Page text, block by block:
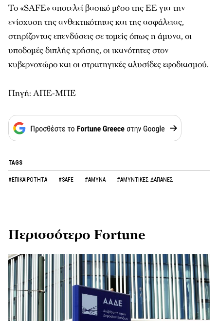
Το «SAFE» αποτελεί βασικό μέσο της ΕΕ για την
ενίσχυση της ανθεκτικότητας και της ασφάλειας,
στηρίζοντας επενδύσεις σε τομείς όπως η άμυνα, οι
υποδομές διπλής χρήσης, οι ικανότητες στον
κυβερνοχώρο και οι στρατηγικές αλυσίδες εφοδιασμού.
Πηγή: ΑΠΕ-ΜΠΕ
TAGS
#ΕΠΙΚΑΙΡΟΤΗΤΑ #SAFE #ΑΜΥΝΑ #ΑΜΥΝΤΙΚΕΣ ΔΑΠΑΝΕΣ
Περισσότερο Fortune